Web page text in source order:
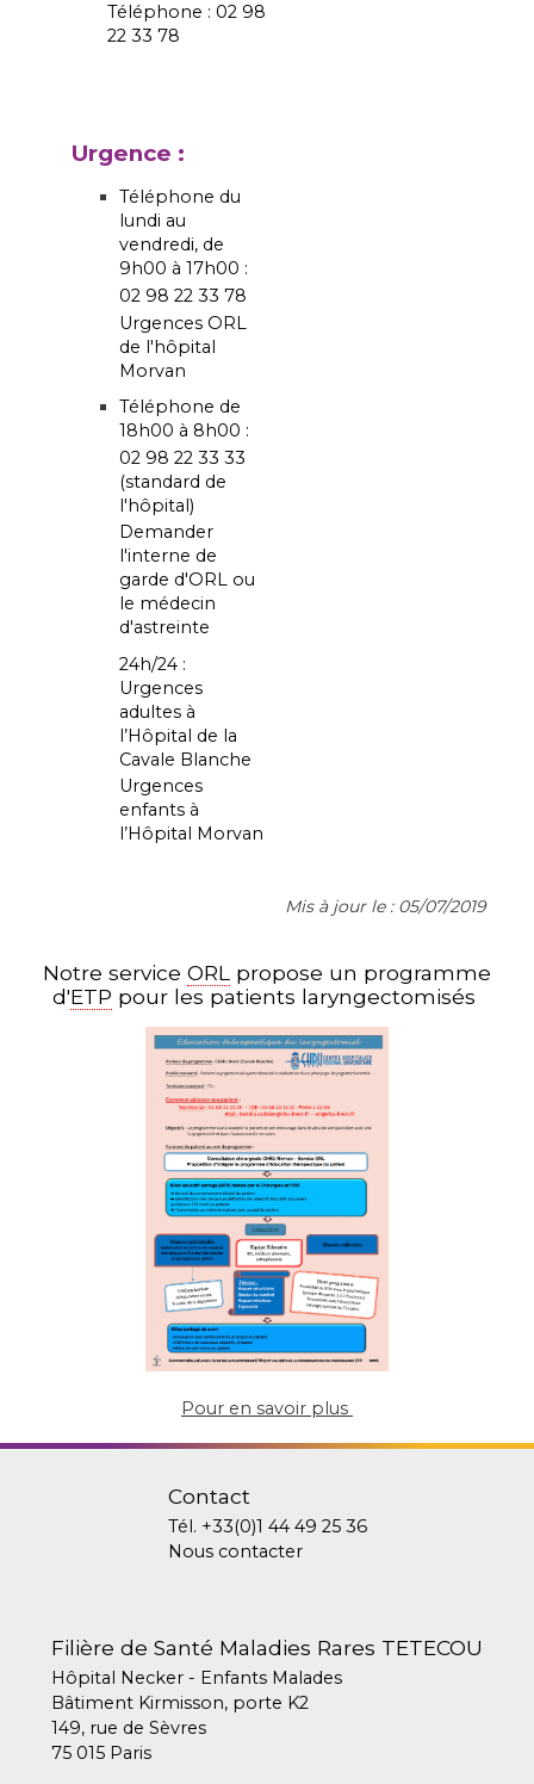
Téléphone : 02 98
22 33 78
Urgence :
Téléphone du
lundi au
vendredi, de
9h00 à 17h00 :
02 98 22 33 78
Urgences ORL
de l'hôpital
Morvan
Téléphone de
18h00 à 8h00 :
02 98 22 33 33
(standard de
l'hôpital)
Demander
l'interne de
garde d'ORL ou
le médecin
d'astreinte
24h/24 :
Urgences
adultes à
l’Hôpital de la
Cavale Blanche
Urgences
enfants à
l’Hôpital Morvan
Mis à jour le : 05/07/2019
Notre service ORL
propose un programme
d'ETP pour les patients laryngectomisés
Pour en savoir plus
Contact
Tél. +33(0)1 44 49 25 36
Nous contacter
Filière de Santé Maladies Rares TETECOU
Hôpital Necker - Enfants Malades
Bâtiment Kirmisson, porte K2
149, rue de Sèvres
75 015 Paris